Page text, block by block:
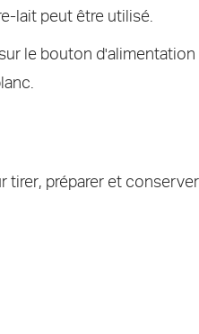
lait peut être utilisé.
le bouton
préparer et